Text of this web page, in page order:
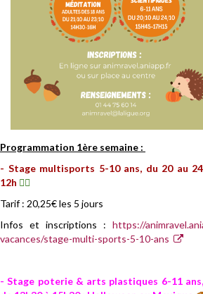
Programmation 1ère semaine :
- Stage multisports 5-10 ans, du 20 au
12h 🤾‍♀️
Tarif : 20,25€ les 5 jours
Infos et inscriptions : https://
vacances/stage-multi-sports-5-10-ans
- Stage poterie & arts plastiques 6-11